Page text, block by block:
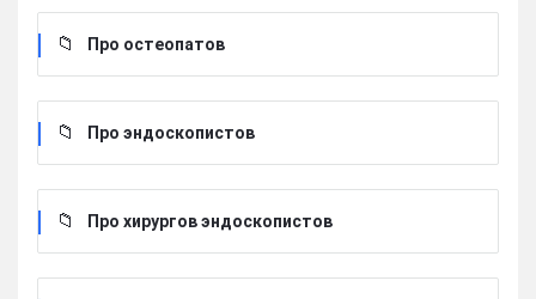
Про остеопатов
Про эндоскопистов
Про хирургов эндоскопистов